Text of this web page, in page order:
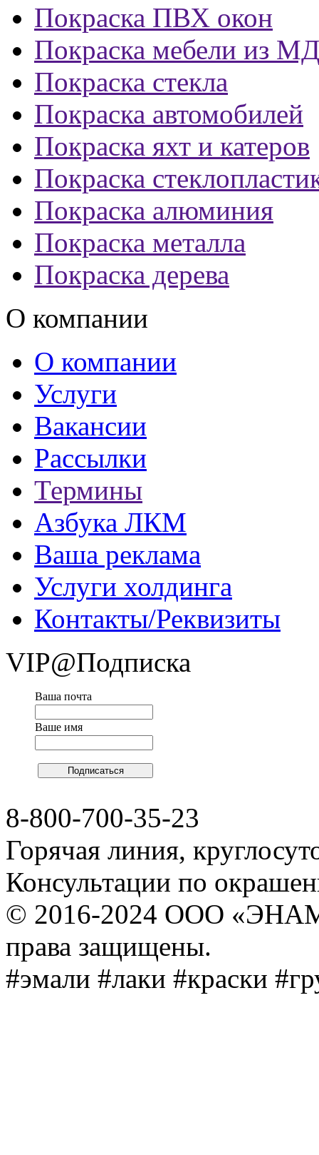
Покраска ПВХ окон
Покраска мебели из
Покраска стекла
Покраска автомобилей
Покраска яхт и катеров
Покраска
Покраска алюминия
Покраска металла
Покраска дерева
О компании
О компании
Услуги
Вакансии
Рассылки
Термины
Азбука ЛКМ
Ваша реклама
Услуги холдинга
Контакты/Реквизиты
VIP@Подписка
Ваша почта
Ваше имя
8-800-700-35-23
Горячая линия,
Консультации по
© 2016-2024 ООО
права защищены.
#эмали #лаки #краски